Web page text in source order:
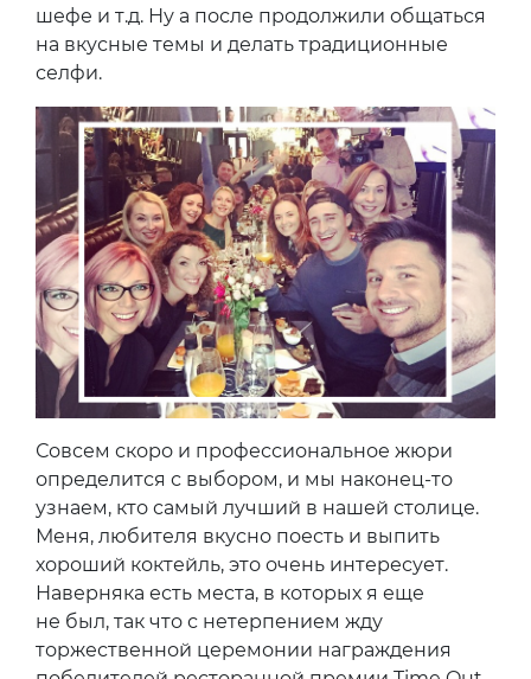
шефе и т.д. Ну а после продолжили общаться
на вкусные темы и делать традиционные
селфи.
Совсем скоро и профессиональное жюри
определится с выбором, и мы наконец-то
узнаем, кто самый лучший в нашей столице.
Меня, любителя вкусно поесть и выпить
хороший коктейль, это очень интересует.
Наверняка есть места, в которых я еще
не был, так что с нетерпением жду
торжественной церемонии награждения